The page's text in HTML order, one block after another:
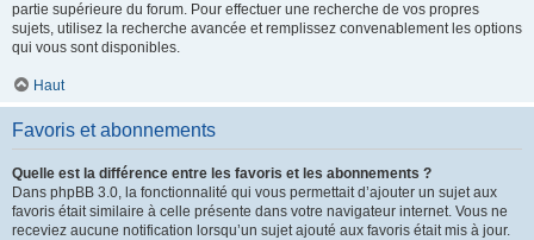
partie supérieure du forum. Pour effectuer une recherche de vos propres
sujets, utilisez la recherche avancée et remplissez convenablement les options
qui vous sont disponibles.
Haut
Favoris et abonnements
Quelle est la différence entre les favoris et les abonnements ?
Dans phpBB 3.0, la fonctionnalité qui vous permettait d’ajouter un sujet aux
favoris était similaire à celle présente dans votre navigateur internet. Vous ne
receviez aucune notification lorsqu’un sujet ajouté aux favoris était mis à jour.